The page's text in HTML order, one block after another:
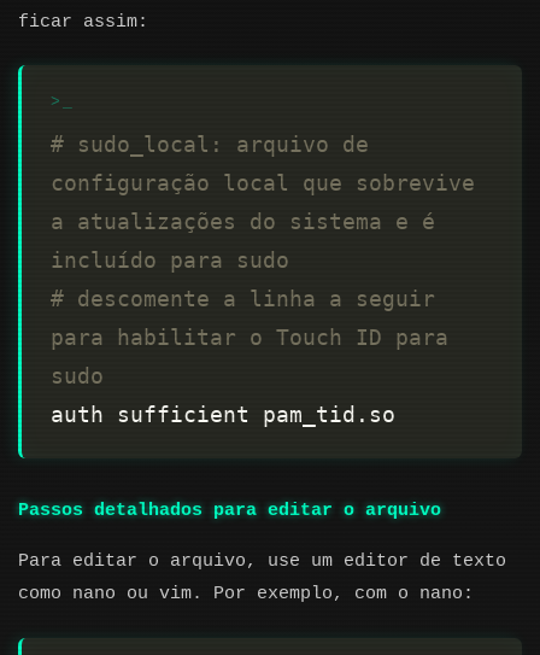
ficar assim:
# sudo_local: arquivo de
configuração local que sobrevive
a atualizações do sistema e é
incluído para sudo
# descomente a linha a seguir
para habilitar o Touch ID para
sudo
Passos detalhados para editar o arquivo
Para editar o arquivo, use um editor de texto
como nano ou vim. Por exemplo, com o nano: